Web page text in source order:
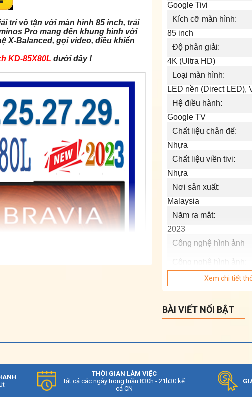
trí vô tận với màn hình 85 inch, trải
Pro mang đến khung hình với
X-Balanced, gọi video, điều khiển
KD-85X80L dưới đây !​
Google Tivi
Kích cỡ màn hình:
85 inch
Độ phân giải:
4K (Ultra HD)
Loại màn hình:
LED nền (Direct LED),
Hệ điều hành:
Google TV
Chất liệu chân đế:
Nhựa
Chất liệu viền tivi:
Nhựa
Nơi sản xuất:
Malaysia
Năm ra mắt:
2023
Công nghệ hình ảnh
Chuyển động mượt
HDR10
Tăng cường màu
Xem chi tiết
BÀI VIẾT NỔI BẬT
THỜI GIAN LÀM VIỆC
tất cả các ngày trong tuần 830h - 21h30 kể
cả CN